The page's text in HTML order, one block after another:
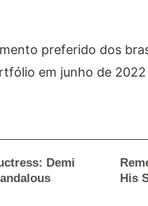
preferido dos
em junho de 2022